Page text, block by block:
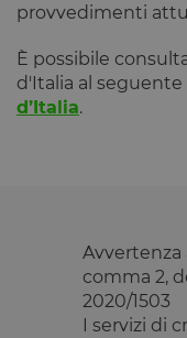
provvedimenti
È possibile
d'Italia al seguente
d’Italia.
Avvertenza
comma 2,
2020/1503
I servizi di
tADe
tADu